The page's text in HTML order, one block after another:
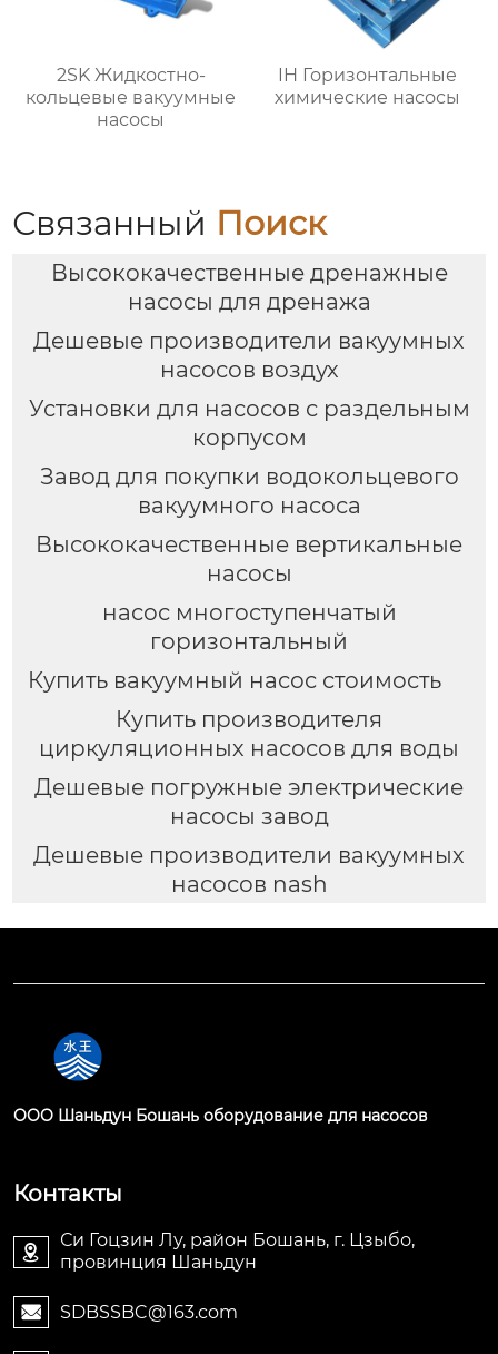
2SK Жидкостно-
кольцевые вакуумные
насосы
IH Горизонтальные
химические насосы
Связанный Поиск
Высококачественные дренажные
насосы для дренажа
Дешевые производители вакуумных
насосов воздух
Установки для насосов с раздельным
корпусом
Завод для покупки водокольцевого
вакуумного насоса
Высококачественные вертикальные
насосы
насос многоступенчатый
горизонтальный
Купить вакуумный насос стоимость
Купить производителя
циркуляционных насосов для воды
Дешевые погружные электрические
насосы завод
Дешевые производители вакуумных
насосов nash
OOO Шаньдун Бошань оборудование для насосов
Контакты

Си Гоцзин Лу, район Бошань, г. Цзыбо,
провинция Шаньдун
 SDBSSBC@163.com